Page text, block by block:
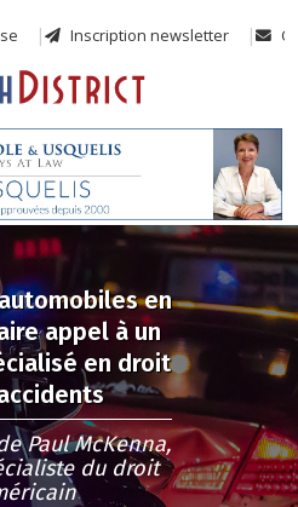
Inscription newsletter
en
appel à un
en droit
Paul McKenna,
du droit